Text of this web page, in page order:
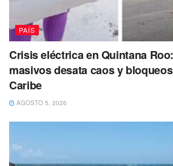
PAÍS
Crisis eléctrica en Quintana
masivos desata caos y
Caribe
AGOSTO 5, 2026